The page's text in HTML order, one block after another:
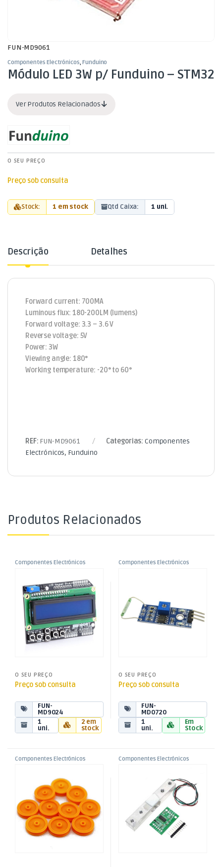
FUN-MD9061
Componentes Electrónicos,Funduino
Módulo LED 3W p/ Funduino – STM32
Ver Produtos Relacionados
O SEU PREÇO
Preço sob consulta
Stock: 1 em stock Qtd Caixa: 1 uni.
Descrição Detalhes
Forward current: 700MA
Luminous flux: 180-200LM (lumens)
Forward voltage: 3.3 – 3.6 V
Reverse voltage: 5V
Power: 3W
Viewing angle: 180°
Working temperature: -20° to 60°
REF: FUN-MD9061 Categorias: Componentes
Electrónicos, Funduino
Produtos Relacionados
Componentes Electrónicos
Teclado p/ Funduino – Fundo
Azul
O SEU PREÇO
Preço sob consulta
FUN-
MD9024
1
uni.
2 em
stock
Componentes Electrónicos
O SEU PREÇO
Preço sob consulta
FUN-
MD0720
1
uni.
Em
Stock
Componentes Electrónicos
Motores – Orificio 1,9mm
Componentes Electrónicos